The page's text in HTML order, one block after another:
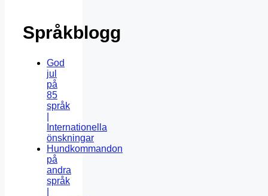
Språkblogg
God
jul
på
85
språk
Internationella
önskningar
Hundkommandon
på
andra
språk